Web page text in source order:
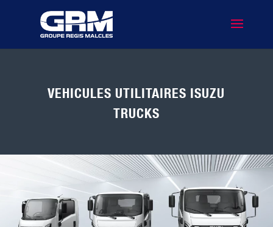
VEHICULES UTILITAIRES ISUZU
TRUCKS